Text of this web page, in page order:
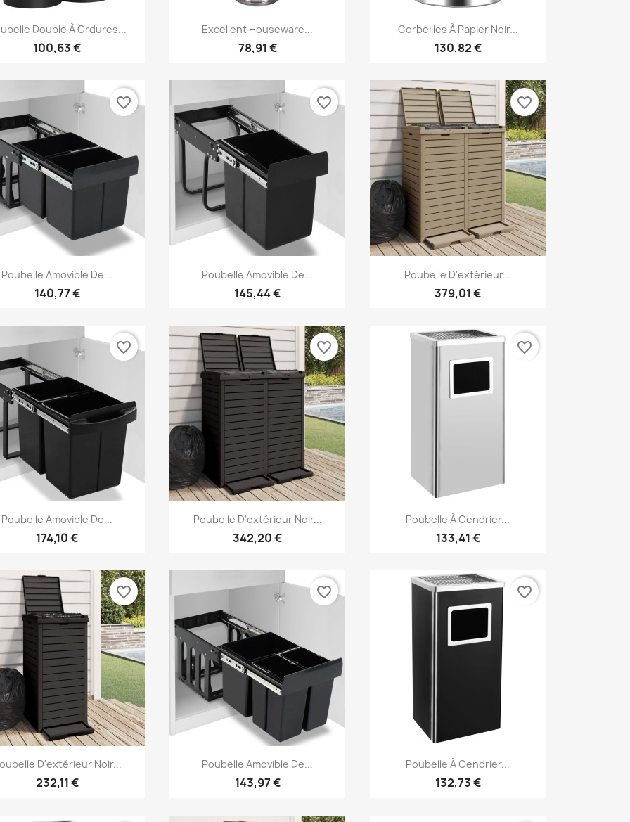
Aperçu rapide
Double À Ordures...
100,63 €
Aperçu rapide
Excellent Houseware...
78,91 €
Aperçu rapide
Corbeilles À Papier Noir...
130,82 €
Aperçu rapide
Poubelle Amovible De...
140,77 €
favorite_border
Aperçu rapide
Poubelle Amovible De...
145,44 €
favorite_border
Aperçu rapide
Poubelle D'extérieur...
379,01 €
favorite_border
Aperçu rapide
Poubelle Amovible De...
174,10 €
favorite_border
Aperçu rapide
Poubelle D'extérieur Noir...
342,20 €
favorite_border
Aperçu rapide
Poubelle À Cendrier...
133,41 €
favorite_border
Aperçu rapide
D'extérieur Noir...
232,11 €
favorite_border
Aperçu rapide
Poubelle Amovible De...
143,97 €
favorite_border
Aperçu rapide
Poubelle À Cendrier...
132,73 €
favorite_border